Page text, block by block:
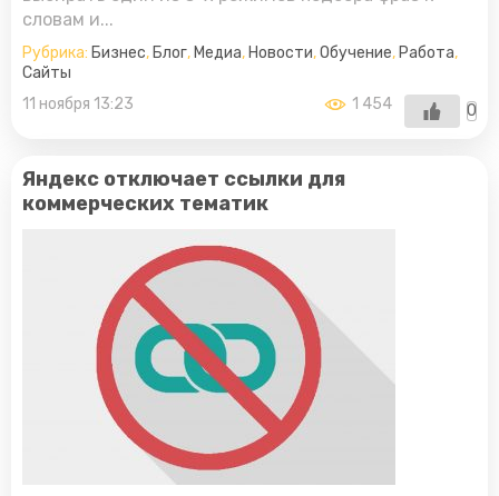
словам и...
Рубрика: Бизнес, Блог, Медиа, Новости,Обучение, Работа,
Сайты
11 ноября 13:23
0
1 454
Яндекс отключает ссылки для
коммерческих тематик